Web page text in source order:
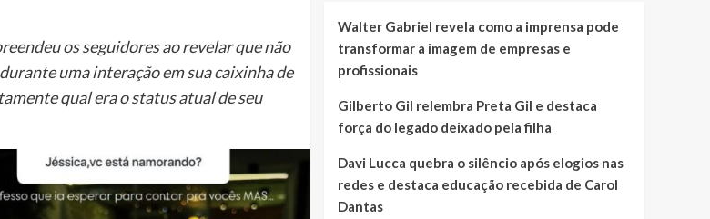
os seguidores ao revelar que não
uma interação em sua caixinha de
qual era o status atual de seu
Walter Gabriel revela como a imprensa pode
transformar a imagem de empresas e
profissionais
Gilberto Gil relembra Preta Gil e destaca
força do legado deixado pela filha
Davi Lucca quebra o silêncio após elogios nas
redes e destaca educação recebida de Carol
Dantas